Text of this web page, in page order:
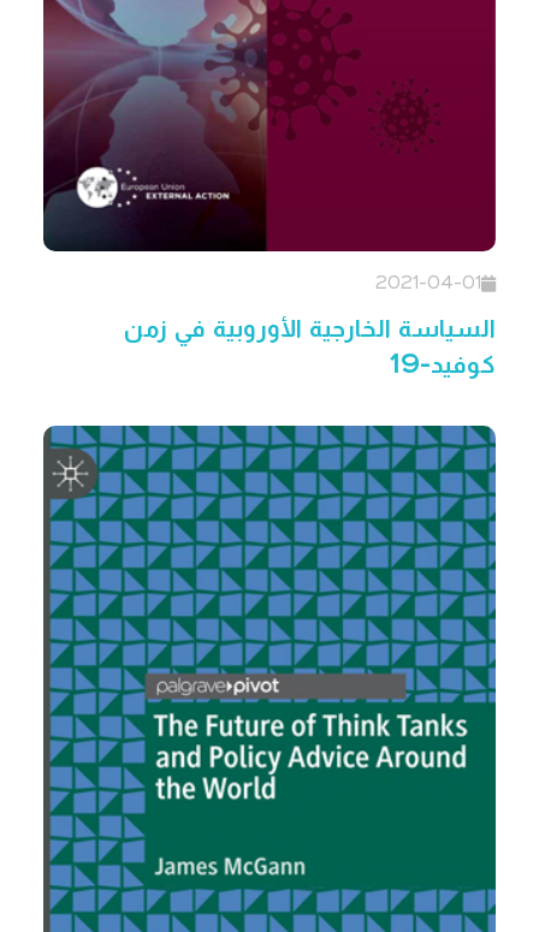
2021-04-01
السياسة الخارجية الأوروبية في زمن
كوفيد-19